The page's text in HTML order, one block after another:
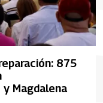
875
Magdalena